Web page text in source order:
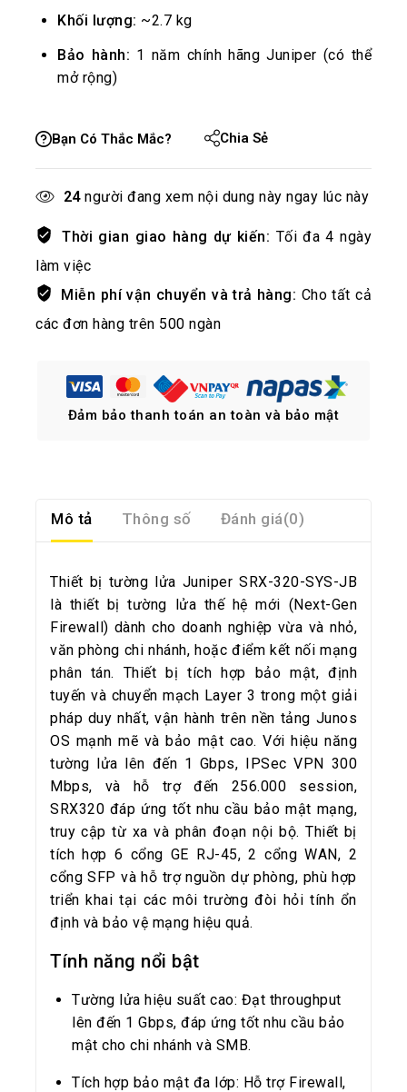
Khối lượng: ~2.7 kg
Bảo hành: 1 năm chính hãng Juniper (có thể
mở rộng)
Bạn Có Thắc Mắc? Chia Sẻ
24người đang xem nội dung này ngay lúc này
Thời gian giao hàng dự kiến: Tối đa 4 ngày
làm việc
Miễn phí vận chuyển và trả hàng: Cho tất cả
các đơn hàng trên 500 ngàn
Đảm bảo thanh toán an toàn và bảo mật
Mô tả Thông số Đánh giá(0)
Thiết bị tường lửa Juniper SRX-320-SYS-JB
là thiết bị tường lửa thế hệ mới (Next-Gen
Firewall) dành cho doanh nghiệp vừa và nhỏ,
văn phòng chi nhánh, hoặc điểm kết nối mạng
phân tán. Thiết bị tích hợp bảo mật, định
tuyến và chuyển mạch Layer 3 trong một giải
pháp duy nhất, vận hành trên nền tảng Junos
OS mạnh mẽ và bảo mật cao. Với hiệu năng
tường lửa lên đến 1 Gbps, IPSec VPN 300
Mbps, và hỗ trợ đến 256.000 session,
SRX320 đáp ứng tốt nhu cầu bảo mật mạng,
truy cập từ xa và phân đoạn nội bộ. Thiết bị
tích hợp 6 cổng GE RJ-45, 2 cổng WAN, 2
cổng SFP và hỗ trợ nguồn dự phòng, phù hợp
triển khai tại các môi trường đòi hỏi tính ổn
định và bảo vệ mạng hiệu quả.
Tính năng nổi bật
Tường lửa hiệu suất cao: Đạt throughput
lên đến 1 Gbps, đáp ứng tốt nhu cầu bảo
mật cho chi nhánh và SMB.
Tích hợp bảo mật đa lớp: Hỗ trợ Firewall,